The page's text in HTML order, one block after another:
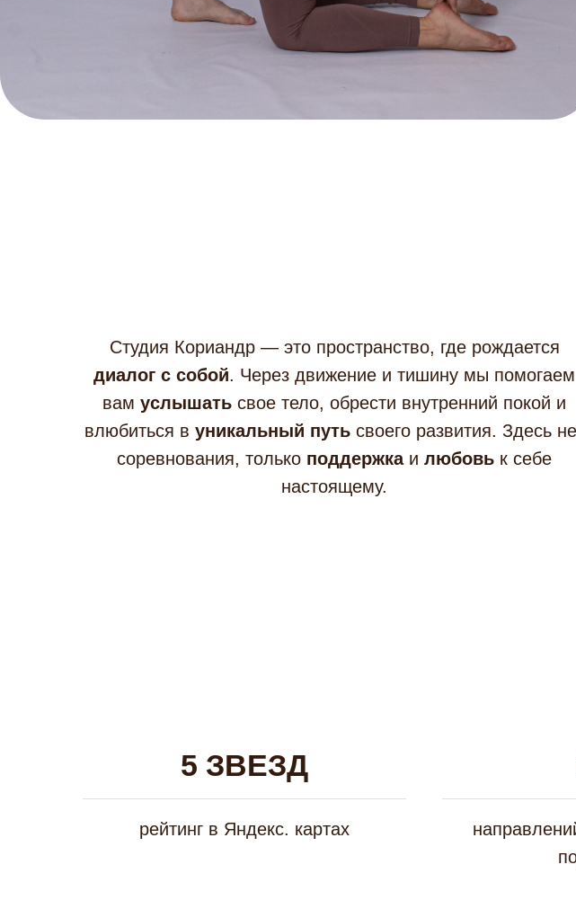
Студия Кориандр — это пространство, где рождается
диалог с собой. Через движение и тишину мы помогаем
вам услышать свое тело, обрести внутренний покой и
влюбиться в уникальный путь своего развития. Здесь
соревнования, только поддержкаи любовь к себе
настоящему.
5 ЗВЕЗД
рейтинг в Яндекс. картах